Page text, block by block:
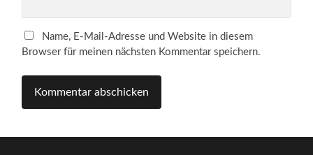
Name, E-Mail-Adresse und Website in diesem
Browser für meinen nächsten Kommentar speichern.